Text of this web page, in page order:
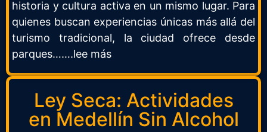
historia y cultura activa en un mismo lugar. Para
quienes buscan experiencias únicas más allá del
turismo tradicional, la ciudad ofrece desde
parques…….lee más
Ley Seca: Actividades
en Medellín Sin Alcohol